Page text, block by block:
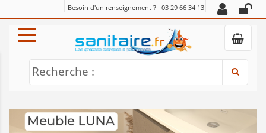
Besoin d'un renseignement ? 03 29 66 34 13
Recherche :